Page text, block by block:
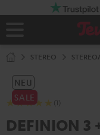
STEREO
NEU
SALE
(1)
DEFINION 3